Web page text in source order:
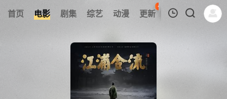
首页 电影 剧集 综艺 动漫 更新
41
热榜 APP